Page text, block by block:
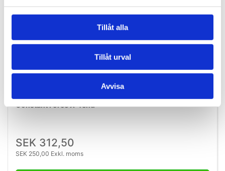
Tillåt alla
Tillåt urval
Avvisa
Constant Force X-Tend
SEK 312,50
SEK 250,00 Exkl. moms